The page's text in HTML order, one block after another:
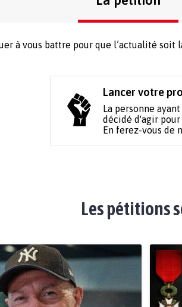
à vous battre pour que l’actualité soit
Lancer votre
La personne
décidé d'agir
En ferez-vous de
Les pétitions